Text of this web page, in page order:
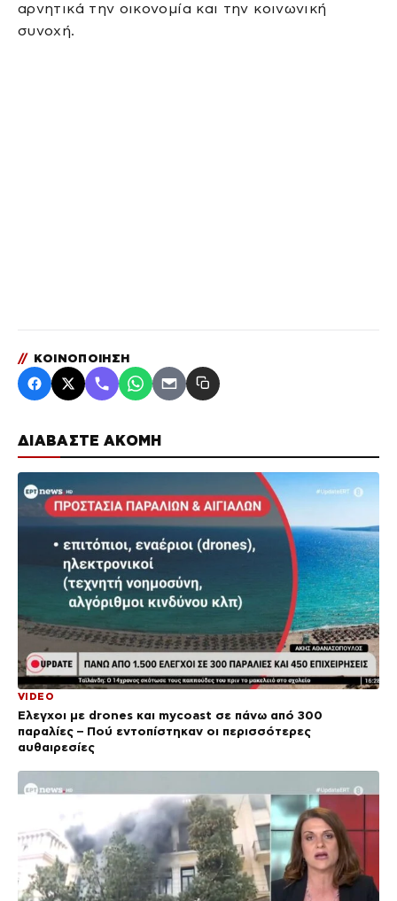
ΔΙΑΒΑΣΤΕ ΑΚΟΜΗ
VIDEO
Έλεγχοι με drones και mycoast σε πάνω από 300
παραλίες – Πού εντοπίστηκαν οι περισσότερες
αυθαιρεσίες
αρνητικά την οικονομία και την κοινωνική
συνοχή.
// ΚΟΙΝΟΠΟΙΗΣΗ